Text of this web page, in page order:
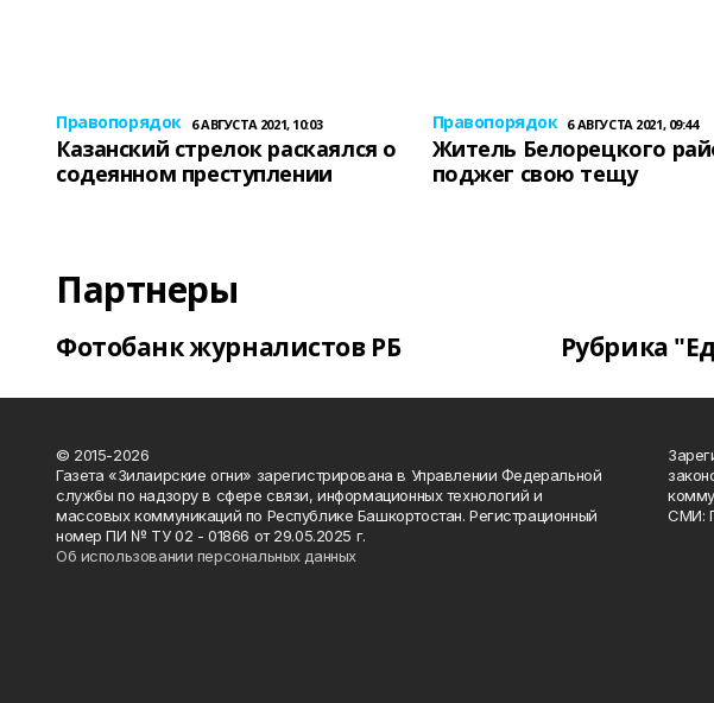
Правопорядок 6 АВГУСТА 2021, 10:03
Казанский стрелок раскаялся о
содеянном преступлении
Правопорядок 6 АВГУСТА 2021, 09:44
Житель Белорецкого
поджег свою тещу
Партнеры
Фотобанк журналистов РБ Рубрика
© 2015-2026
Газета «Зилаирские огни» зарегистрирована в Управлении Федеральной
службы по надзору в сфере связи, информационных технологий и
массовых коммуникаций по Республике Башкортостан. Регистрационный
номер ПИ № ТУ 02 - 01866 от 29.05.2025 г.
Об использовании персональных данных
СМИ: